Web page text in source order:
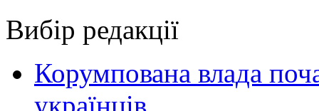
Вибір редакції
Корумпована влада
українців